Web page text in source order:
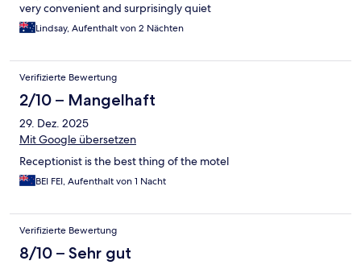
very convenient and surprisingly quiet
Lindsay, Aufenthalt von 2 Nächten
Verifizierte Bewertung
2/10 – Mangelhaft
29. Dez. 2025
Mit Google übersetzen
Receptionist is the best thing of the motel
BEI FEI, Aufenthalt von 1 Nacht
Verifizierte Bewertung
8/10 – Sehr gut